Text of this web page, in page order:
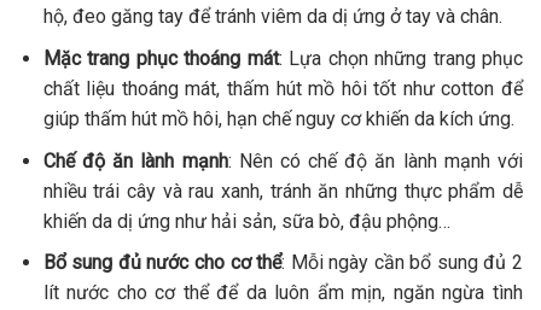
hộ, đeo găng tay để tránh viêm da dị ứng ở tay và chân.
Mặc trang phục thoáng mát: Lựa chọn những trang phục
chất liệu thoáng mát, thấm hút mồ hôi tốt như cotton để
giúp thấm hút mồ hôi, hạn chế nguy cơ khiến da kích ứng.
Chế độ ăn lành mạnh: Nên có chế độ ăn lành mạnh với
nhiều trái cây và rau xanh, tránh ăn những thực phẩm dễ
khiến da dị ứng như hải sản, sữa bò, đậu phộng…
Bổ sung đủ nước cho cơ thể: Mỗi ngày cần bổ sung đủ 2
lít nước cho cơ thể để da luôn ẩm mịn, ngăn ngừa tình